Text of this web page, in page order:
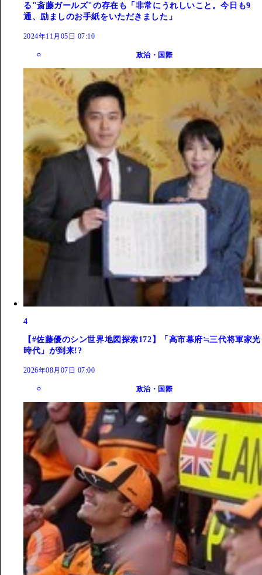
る"斎藤ガールズ"の存在も「非常にうれしいこと。今日も9
通、励ましのお手紙をいただきました」
2024年11月05日 07:10
政治・国際
4
【#佐藤優のシン世界地図探索172】「高市幕府≒三代将軍家光
時代」が到来!?
2026年08月07日 07:00
政治・国際